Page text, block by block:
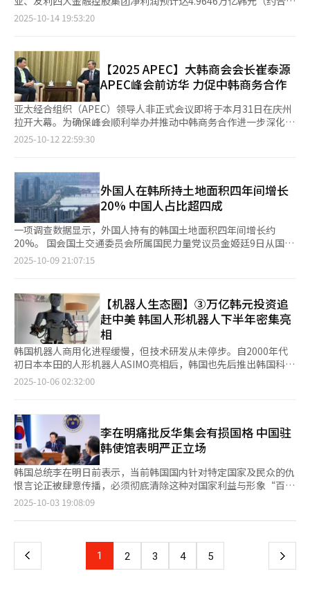
（央行）相关人士分析称，2013年至2019年间，30岁以下借款者
在家庭贷款中的占比为29.6%；但在2020年至2021年，这一比例
员会表示，扩大青年就业与收入是缓解债务负担的根本对策，政府
正在研究为年轻人提供更多经济与金融教育及理财咨询的方案。
同步增长。其余额从去年年底的1.33万亿韩元增至今年9月的1.35
万亿韩元。 IP质押贷款以专利权、商标权、设计权等无形资产为抵
出：“目前企业贷款中，近八成仍依赖担保或抵押。基于技术与IP
的创新贷款产品增加，说明金融体系正在朝更加多元化、包容性的
方向发展，这是一个积极信号。”
民币248亿元），与去年同期基本持平。全年净利润有望达
调控政策已经落地，但此前受理的住房按揭贷款在8月前后集中发
放，推动家庭贷款规模增加。同时，在家庭负债管控政策下，贷款
利率维持高位，净息差（NIM）也保持在良好水平。 从韩亚证券公
司汇总的银行分项预测来看，今年第三季度KB国民银行净利润预
计为1.738万亿韩元，同比增长7.7%；新韩银行为1.549万亿韩
元，同比增长19.4%；友利银行为9350亿韩元，同比增长3.4%；
韩亚银行为1.173万亿韩元，同比增长1.4%。 然而，多数银行家庭
贷款增量已逼近全年目标，加之政府将出台新措施稳定住宅市场，
据，五大商业银行中，新韩银行和NH农协银行家庭贷款增量已超
过全年计划目标。NH农协银行今年贷款增量目标为2.12万亿韩
元，前9个月贷款余额已达2.3202万亿韩元，超额完成目标。新韩
银行全年目标为1.6375万亿韩元，前9个月余额已达1.9668万亿韩
元。此外，韩亚银行贷款增量达8651亿韩元，完成全年目标的
95%；KB国民银行达1.7111万亿韩元，完成全年目标的85%。 在
增量接近上限与政府监管趋严预期下，韩国银行业下半年盈利改善
节奏或放缓。据悉，政府正在考虑强化总负债本息偿还比率
对方案。与此同时，银行贷款资产质量持续恶化。四大银行今年二
季度不良贷款率为0.3%，其中新韩、友利银行较去年同期均上升
0.1个百分点。自2022年以来，四大银行该指标已由0.1%攀升至
0.3%。
2025-10-14 19:53:20
【2025 APEC】大韩商会会长崔泰源
APEC峰会前访华 力促中韩商务合作
亚太经合组织（APEC）领导人非正式会议即将于本月31日在庆州
拉开大幕。为确保峰会顺利举办并推动中韩商务合作进一步深化，
大韩商工会议所会长崔泰源在峰会前半个月赴华进行访问。 大韩
界的关注与支持，同时希望借此次峰会推动中韩经济合作朝着更务
实、更深入的方向发展。 崔泰源10日在北京会见了中国国务院副
总理何立峰及中国国际贸易促进委员会（CCPIT）会长任鸿斌等领
导，双方回顾了两国经济合作现状，并就进一步扩大企业交流及民
间合作方式进行了深入探讨。 值得关注的是，CCPIT此次将派出百
余人的企业代表团参加APEC峰会期间举办的“CEO峰会”。作为
明年峰会主办方，双方确认了紧密合作关系，并就确保峰会顺利举
行及取得实质性成果进行了广泛磋商。 崔泰源表示：“CCPIT作为
重要作用，并与大韩商工会议所保持多层次交流。我们欢迎任鸿斌
会长率领的中国企业代表团参加本次峰会。” 他还指出：“本次
CEO峰会将围绕人工智能、半导体、碳中和与能源转型、全球供应
链等核心民间合作议题展开，希望成为两国企业深化交流与合作的
重要平台。” 在11日至12日访问上海期间，崔泰源会见了上海市
委书记陈吉宁，并出席第37届上海市市长国际企业家咨询会议
（IBLAC）。自1989年首次举办以来，IBLAC每年吸引全球金融、
制造、物流等领域的领先企业CEO及上海市委、市长等官员参与，
领袖及上海相关部门积极关注并参与庆州APEC CEO峰会。 大韩商
工会议所国际通商本部长尹哲敏（音）表示：“成功举办APEC
CEO峰会，需要获得核心合作伙伴国家的关注与支持。此次访华，
旨在借助明年轮值主席国中国这一最大贸易伙伴的契机，推动中韩
经济合作迈向新的发展阶段。”
2025-10-12 22:59:30
外国人在韩所持土地面积四年间增长
20% 中国人占比超四成
一项调查数据显示，外国人持有的韩国土地面积四年间增长约
20%。 国会国土交通委员会所属国民力量党议员金姬廷9日从国土
交通部获取的资料显示，外国人所持有的韩国土地面积从2020年
19.6%。从宗地价值来看，外国人持有土地的公示地价总额由31.4
万亿韩元（约合人民币1577亿元）增至33.4万亿韩元，涨幅达
6.37%。 其中，中国人持有的土地数量尤为突出。根据统计，去年
中国人在韩持有的土地为7.7714万宗，占总宗地数量的41.2%，持
有面积为2121万平方米。从土地面积来看，美国人持有的土地最
大，达1.4331亿平方米，占总面积的53.4%。 据了解，外国人持
有的土地主要集中在首尔和京畿道等首都圈地区。以京畿道为例，
外国人持有的土地数量为5.9307万宗，位居首位。其后依次为首尔
从土地用途来看，公寓用地最多，为5.1738万宗。商业用地
（1.3059万宗）、独栋住宅用地（1.2482万宗）、休闲用地
（6784宗）和工厂用地（4719宗）紧随其后。 另一方面，国土交
通部自2022年起对外国人房地产交易进行专项调查。数据显示，
2022年住房投机专项调查中，共发现567起可疑违法行为，其中中
国人涉及314起，占比最高。2023年土地专项调查显示，在528起
可疑行为中，中国人涉及211起，再次位居首位。 金姬廷表示，政
府应加强对外国人土地交易的监管，防止韩国成为土地投机者的乐
园。她还建议，除外国人土地交易许可区域外，应全面实施土地交
2025-10-09 21:07:15
【机器人生态圈】③万亿韩元投资追
赶中美 韩国人形机器人下半年密集亮
相
韩国机器人商用化进程缓慢，但技术研发从未停步。自2000年代
初日本本田的人形机器人ASIMO亮相后，韩国也先后推出韩国科学
技术院（KAIST）的HUBO和韩国科学技术研究院（KIST）的
开始谋求机器人产业生态的完整构建，力争在全球产业生态中后来
居上。 韩国产业通商资源部（以下简称产业部）在去年9月召开的
首届国家人工智能委员会上，公布包括机器人在内的新兴产业增长
动力培育计划，目标是截至2027年把人形机器人技术提升至全球
领先水平。今年5月，机器人技术列入“国家尖端战略技术”，同
时以企业为中心的K-人形机器人联盟成立，该组织包括韩国主要机
器人企业和科研机构在内的大约40个成员单位。产业部提出，截至
2030年投入1万亿韩元（约合人民币51亿元），并优先支持相关技
术研发合作项目。 与此同时，科学技术信息通信部主导的全球
机械研究院牵头，22家科研机构、学界、海外大学以及机器人与AI
企业和协会共同参与，担任AI人形机器人自主发展战略研究团长的
2025-10-06 02:32:00
李在明痛批反华集会有损国格 中国驻
韩使馆表明严正立场
韩国总统李在明日前表示，当前韩国国内针对特定国家及民众的仇
恨言论正被肆意传播，必须彻底清除这种对国家利益与形象“百害
而无一利的自残行为”。 报道称，李在明2日在首尔龙山总统府召
且损害国格的行为不能放任”。 李在明上述表态针对的是近期在
体游客免签入境成为可能，明洞商圈已开始‘沸腾’”，他质问
称，“心怀感激和欢迎都不足之际，还有人在此散布厌恶憎恶言
2025-10-03 19:08:09
上
页
1 2 3 4 5 下